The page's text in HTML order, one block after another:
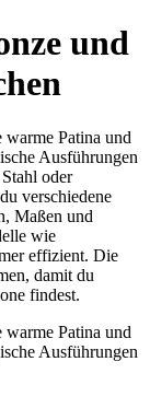
und
warme Patina und
Ausführungen
oder
verschiedene
Maßen und
wie
effizient. Die
damit du
findest.
warme Patina und
Ausführungen